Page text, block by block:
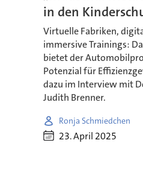
in den
Virtuelle Fabriken,
immersive Trainings:
bietet der
Potenzial für
dazu im Interview mit
Judith Brenner.
Ronja Schmiedchen
23. April 2025